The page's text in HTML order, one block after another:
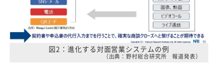
図2：進化する対面営業システムの例
（出典：野村総合研究所 報道発表）